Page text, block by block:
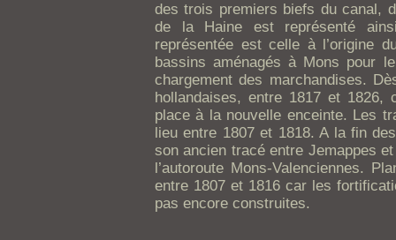
des trois premiers biefs du canal,
de la Haine est représenté
représentée est celle à l’origine
bassins aménagés à Mons pour
chargement des marchandises.
hollandaises, entre 1817 et 1826,
place à la nouvelle enceinte. Les
lieu entre 1807 et 1818. A la fin
son ancien tracé entre Jemappes
l’autoroute Mons-Valenciennes.
entre 1807 et 1816 car les
pas encore construites.